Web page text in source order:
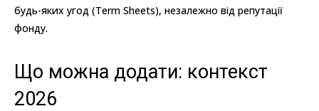
будь-яких угод (Term Sheets), незалежно від репутації
фонду.
Що можна додати: контекст
2026